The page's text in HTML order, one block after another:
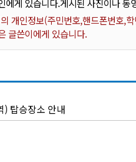
게 있습니다.게시된 사진이나
개인정보(주민번호,핸드폰번호,
글쓴이에게 있습니다.
탑승장소 안내